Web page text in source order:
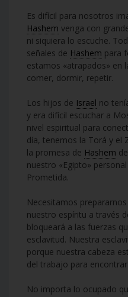
Es difícil para nosotros
Hashem venga con
ni siquiera lo escuche.
señales de Hashem para
estamos «atrapados» en
comer, dormir, repetir.
Los hijos de Israel no
y era difícil escuchar a
nivel espiritual para
día, tenemos la Torá y el
la promesa de Hashem
nuestro «Egipto»
Prometida.
Necesitamos
nuestro espíritu a través
bloqueará a las fuerzas
esclavitud. Nuestra
porque nuestra cabeza
del trabajo para
No importa lo ocupado